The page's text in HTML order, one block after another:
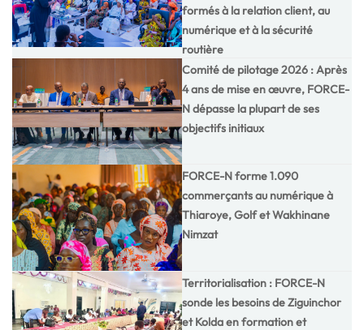
formés à la relation client, au
numérique et à la sécurité
routière
Comité de pilotage 2026 : Après
4 ans de mise en œuvre, FORCE-
N dépasse la plupart de ses
objectifs initiaux
FORCE-N forme 1.090
commerçants au numérique à
Thiaroye, Golf et Wakhinane
Nimzat
Territorialisation : FORCE-N
sonde les besoins de Ziguinchor
et Kolda en formation et